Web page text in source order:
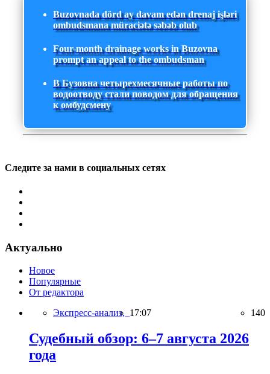
Buzovnada dörd ay davam edən drenaj işləri
ombudsmana müraciətə səbəb olub
Four-month drainage works in Buzovna
prompt an appeal to the ombudsman
В Бузовна четырехмесячные работы по
водоотводу стали поводом для обращения
к омбудсмену
Следите за нами в социальных сетях
Актуально
Новое
Популярные
От редактора
Экспресс-анализ, 17:07 140
Судебный обзор: 6–7 августа 2026
года